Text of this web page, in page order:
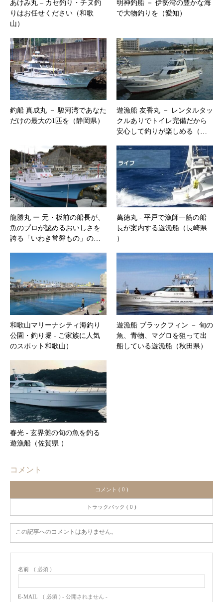
あけみ丸 – カセ釣り・チヌ釣
りはお任せください（和歌
山）
明神釣船 － 伊勢湾の豊かな海
で大物釣りを（愛知）
釣船 真成丸 － 駿河湾であなた
だけの最大の1匹を（静岡県）
遊漁船 友香丸 － レンタルタッ
クルありでトイレ完備だから
安心して釣りが楽しめる（…
龍勝丸 ー 元・板前の船長が、
魚のプロが認めるおいしさを
誇る「いわき常磐もの」の…
萬徳丸 ‐ 平戸で漁師一筋の船
長が案内する遊漁船（長崎県
）
和歌山マリーナシティ海釣り
公園・釣り堀 ‐ ご家族に人気
のスポット和歌山）
遊漁船 ブラックフィン － 旬の
魚、青物、マグロを狙って出
船している遊漁船（秋田県）
春光 ‐ 玄界灘の旬の魚を釣る
遊漁船（佐賀県 ）
コメント
コメント ( 0 )
トラックバック ( 0 )
この記事へのコメントはありません。
名前 ( 必須 )
E-MAIL ( 必須 ) - 公開されません -